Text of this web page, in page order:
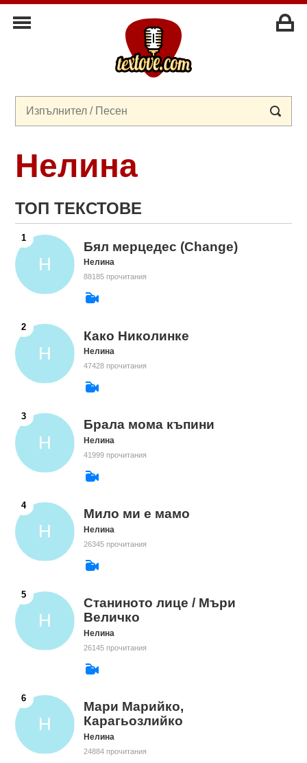
Нелина
ТОП ТЕКСТОВЕ
Бял мерцедес (Change)
Нелина
88185 прочитания
Како Николинке
Нелина
47428 прочитания
Брала мома къпини
Нелина
41999 прочитания
Мило ми е мамо
Нелина
26345 прочитания
Станиното лице / Мъри
Величко
Нелина
26145 прочитания
Мари Марийко,
Карагьозлийко
Нелина
24884 прочитания